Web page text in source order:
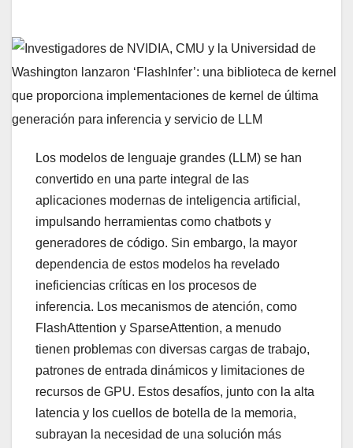
Los modelos de lenguaje grandes (LLM) se han
convertido en una parte integral de las
aplicaciones modernas de inteligencia artificial,
impulsando herramientas como chatbots y
generadores de código. Sin embargo, la mayor
dependencia de estos modelos ha revelado
ineficiencias críticas en los procesos de
inferencia. Los mecanismos de atención, como
FlashAttention y SparseAttention, a menudo
tienen problemas con diversas cargas de trabajo,
patrones de entrada dinámicos y limitaciones de
recursos de GPU. Estos desafíos, junto con la alta
latencia y los cuellos de botella de la memoria,
subrayan la necesidad de una solución más